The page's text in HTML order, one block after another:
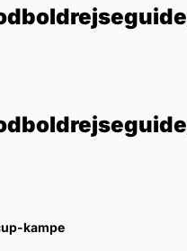
kampe